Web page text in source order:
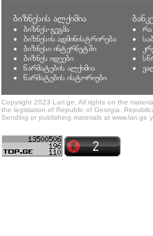
ბიზნესის ალქიმია
ბიზნეს-გეგმა
ბიზნესის ადმინისტრირება
ბიზნესი ინტერნეტში
ბიზნეს იდეები
წარმატების ალქიმია
წარმატების ისტორიები
რა
Copyright 2023 Lari.ge, All rights on the
the legislation of Republic of Georgia.
Sending or publishing materials at www.lari.ge